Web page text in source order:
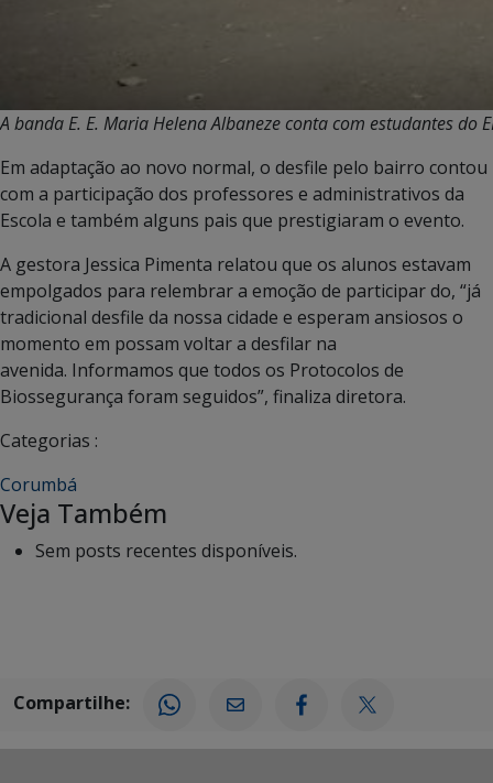
A banda E. E. Maria Helena Albaneze conta com estudantes
Em adaptação ao novo normal, o desfile pelo bairro contou
com a participação dos professores e administrativos da
Escola e também alguns pais que prestigiaram o evento.
A gestora Jessica Pimenta relatou que os alunos estavam
empolgados para relembrar a emoção de participar do, “já
tradicional desfile da nossa cidade e esperam ansiosos o
momento em possam voltar a desfilar na
avenida. Informamos que todos os Protocolos de
Biossegurança foram seguidos”, finaliza diretora.
Categorias :
Corumbá
Veja Também
Sem posts recentes disponíveis.
Compartilhe: